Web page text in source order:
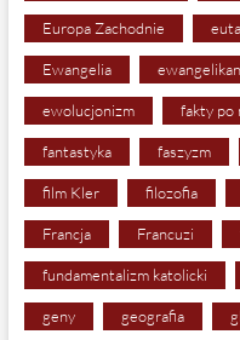
Europa Zachodnie
Ewangelia
ewolucjonizm fakty po
fantastyka faszyzm
film Kler filozofia
Francja Francuzi
fundamentalizm katolicki
geny geografia